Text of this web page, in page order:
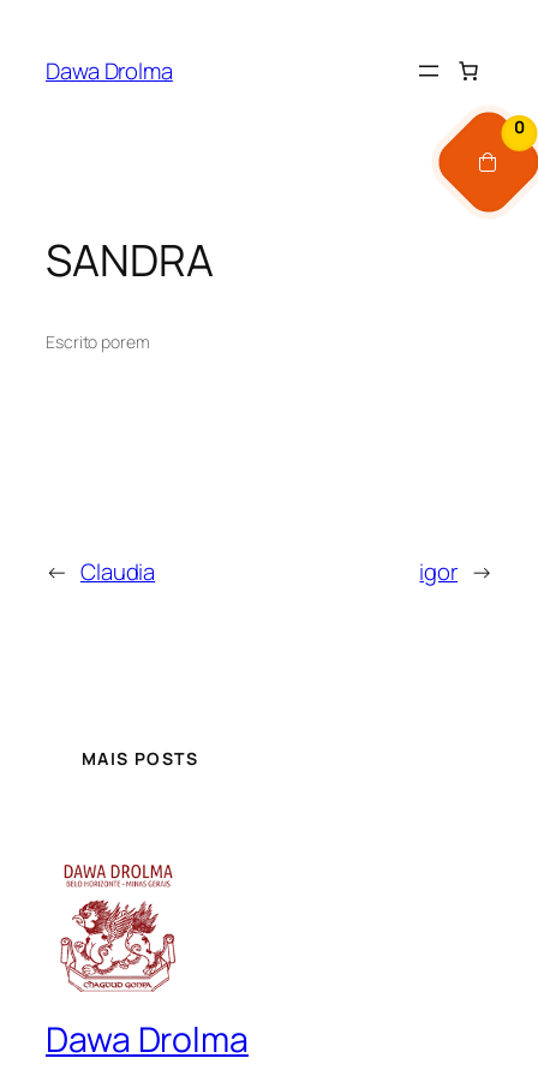
0
Dawa Drolma
SANDRA
Escrito porem
← Claudia igor →
MAIS POSTS
Dawa Drolma